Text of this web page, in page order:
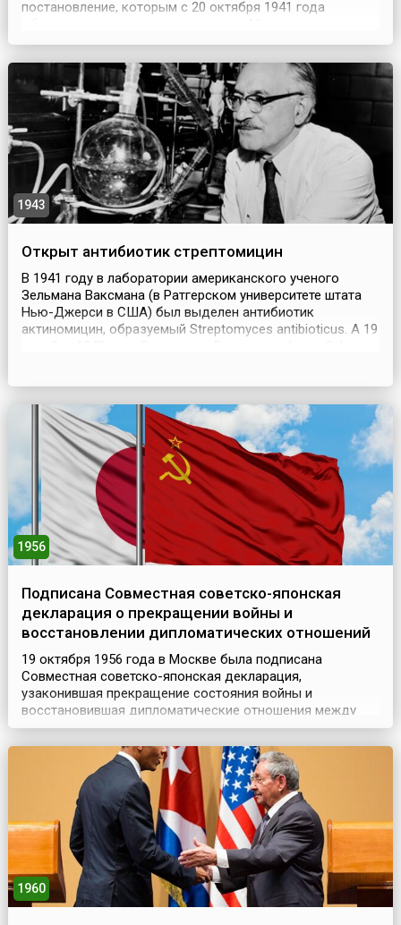
постановление, которым с 20 октября 1941 года
прилегающих к городу районах. Постановление, в
немедля привлекать к ответственности с передачей
суду военного трибунала, а пр...
1943
Открыт антибиотик стрептомицин
В 1941 году в лаборатории американского ученого
Зельмана Ваксмана (в Ратгерском университете штата
Нью-Джерси в США) был выделен антибиотик
актиномицин, образуемый Streptomyces antibioticus. А 19
1956
Подписана Совместная советско-японская
декларация о прекращении войны и
восстановлении дипломатических отношений
19 октября 1956 года в Москве была подписана
Совместная советско-японская декларация,
узаконившая прекращение состояния войны и
восстановившая дипломатические отношения между
двумя государствами. Документ подписали
председатель Совета министров СССР Николай
Булганин и премьер-министр Японии Итиро Хатояма. С
советской стороны декларацию также подписал
министр иностранных дел Дмитрий Шепилов, а с яп...
1960